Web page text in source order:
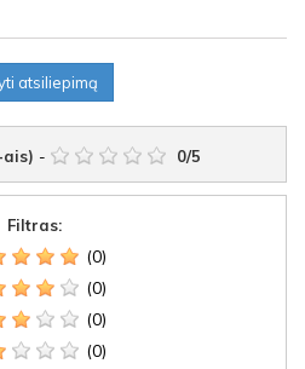
atsiliepimą
- 0/5
Filtras:
(0)
(0)
(0)
(0)